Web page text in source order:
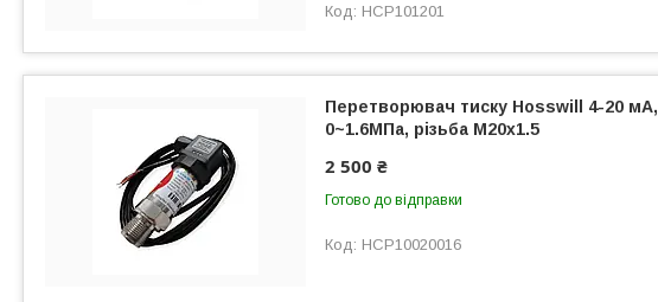
HCP101201
Перетворювач тиску Hosswill 4-20 мА,
0~1.6МПа, різьба М20х1.5
2 500 ₴
Готово до відправки
HCP10020016